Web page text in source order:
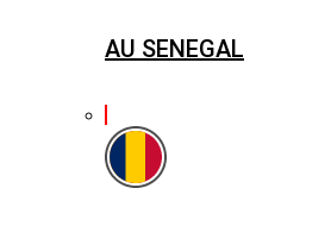
AU SENEGAL